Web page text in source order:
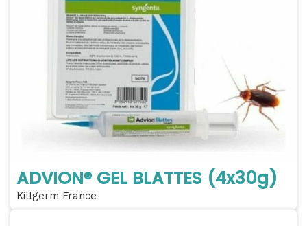
ADVION® GEL BLATTES (4x30g)
Killgerm France